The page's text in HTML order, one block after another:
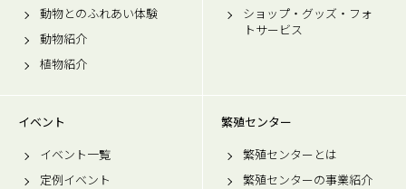
動物とのふれあい体験
動物紹介
植物紹介
ショップ・グッズ・フォ
トサービス
イベント
イベント一覧
定例イベント
繁殖センター
繁殖センターとは
繁殖センターの事業紹介